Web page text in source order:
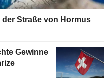
Straße von Hormus
Gewinne